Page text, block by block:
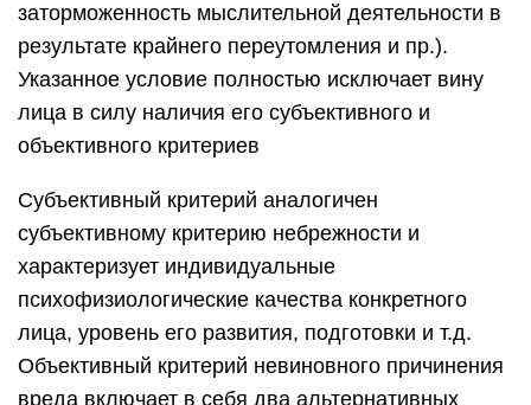
заторможенность мыслительной деятельности в
результате крайнего переутомления и пр.).
Указанное условие полностью исключает вину
лица в силу наличия его субъективного и
объективного критериев
Субъективный критерий аналогичен
субъективному критерию небрежности и
характеризует индивидуальные
психофизиологические качества конкретного
лица, уровень его развития, подготовки и т.д.
Объективный критерий невиновного причинения
вреда включает в себя два альтернативных